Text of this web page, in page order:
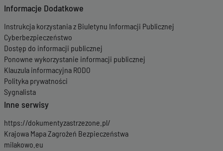
Informacje Dodatkowe
Instrukcja korzystania z Biuletynu Informacji Publicznej
Cyberbezpieczeństwo
Dostęp do informacji publicznej
Ponowne wykorzystanie informacji publicznej
Klauzula informacyjna RODO
Polityka prywatności
Sygnalista
Inne serwisy
https://dokumentyzastrzezone.pl/
Krajowa Mapa Zagrożeń Bezpieczeństwa
milakowo.eu